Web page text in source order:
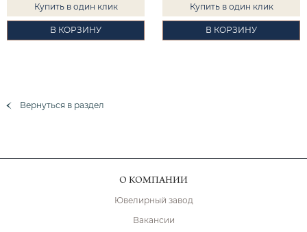
Купить в один клик
В КОРЗИНУ
Купить в один клик
В КОРЗИНУ
Вернуться в раздел
О КОМПАНИИ
Ювелирный завод
Вакансии